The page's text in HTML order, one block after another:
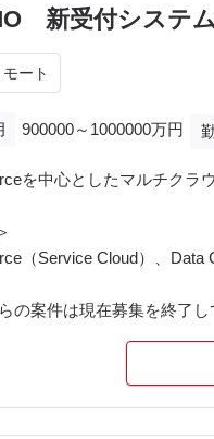
ータ移行方針の策定
、機能要件・画面要件への
業務部門・開発チームとの
、フェーズ分け、優先順位
新受付システ
ート
900000～1000000万円
を中心としたマルチクラ
（Service Cloud）、Data
の案件は現在募集を終了